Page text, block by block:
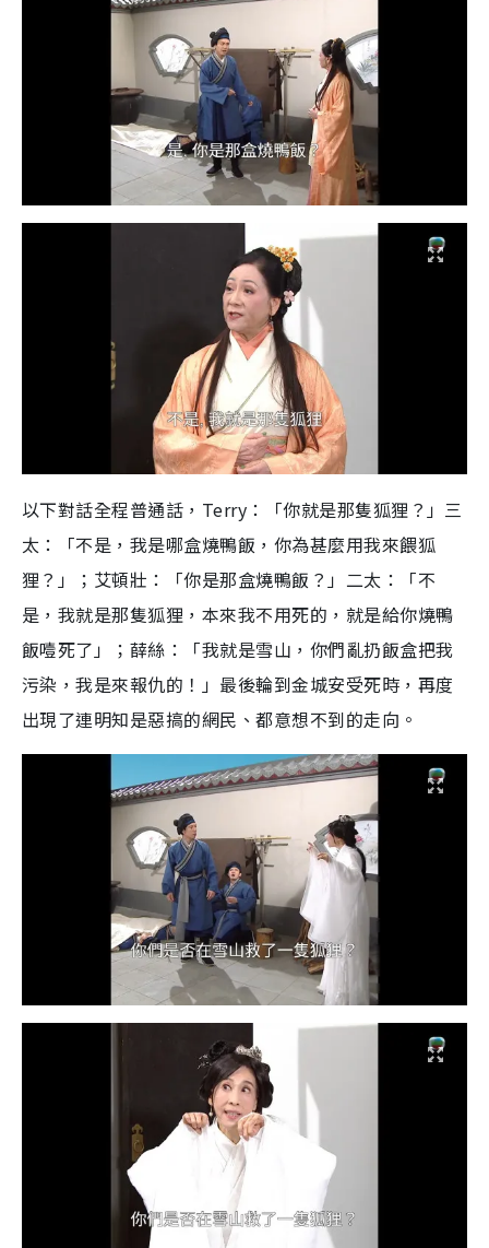
以下對話全程普通話，Terry：「你就是那隻狐狸？」三
太：「不是，我是哪盒燒鴨飯，你為甚麼用我來餵狐
狸？」；艾頓壯：「你是那盒燒鴨飯？」二太：「不
是，我就是那隻狐狸，本來我不用死的，就是給你燒鴨
飯噎死了」；薛絲：「我就是雪山，你們亂扔飯盒把我
污染，我是來報仇的！」最後輪到金城安受死時，再度
出現了連明知是惡搞的網民、都意想不到的走向。